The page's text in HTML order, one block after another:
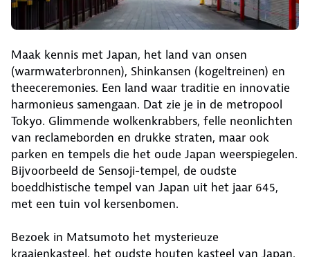
Maak kennis met Japan, het land van onsen
(warmwaterbronnen), Shinkansen (kogeltreinen) en
theeceremonies. Een land waar traditie en innovatie
harmonieus samengaan. Dat zie je in de metropool
Tokyo. Glimmende wolkenkrabbers, felle neonlichten
van reclameborden en drukke straten, maar ook
parken en tempels die het oude Japan weerspiegelen.
Bijvoorbeeld de Sensoji-tempel, de oudste
boeddhistische tempel van Japan uit het jaar 645,
met een tuin vol kersenbomen.
Bezoek in Matsumoto het mysterieuze
kraaienkasteel, het oudste houten kasteel van Japan.